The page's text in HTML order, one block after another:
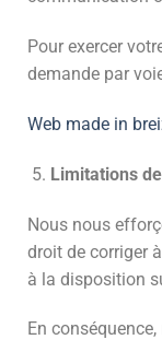
Pour exercer
demande par
Web made in
Limitations
Nous nous
droit de corriger
à la disposition
En